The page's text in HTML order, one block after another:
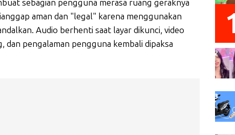
sebagian pengguna merasa ruang geraknya
aman dan "legal" karena menggunakan
Audio berhenti saat layar dikunci, video
dan pengalaman pengguna kembali dipaksa